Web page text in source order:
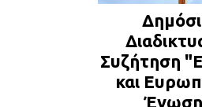
Συζήτηση
και